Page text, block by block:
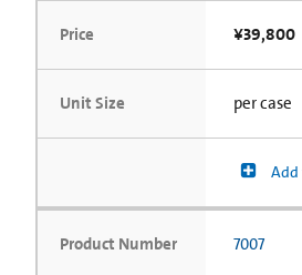
Price ¥39,800
Unit Size per case
Add
Product Number 7007